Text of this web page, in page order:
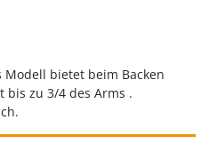
Modell bietet beim Backen
bis zu 3/4 des Arms .